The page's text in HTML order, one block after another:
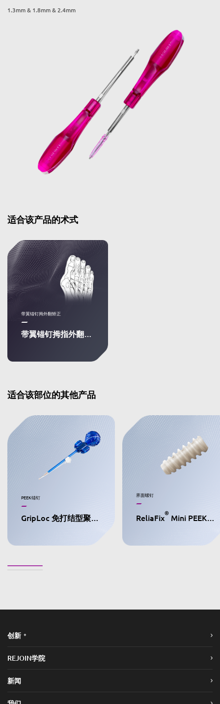
1.3mm & 1.8mm & 2.4mm
适合该产品的术式
带翼锚钉拇外翻矫正
带翼锚钉拇指外翻矫正
适合该部位的其他产品
PEEK锚钉
GripLoc 免打结型聚醚醚酮缝合锚钉
界面螺钉
ReliaFix® Mini PEEK界面螺钉
创新 +
REJOIN学院
新闻